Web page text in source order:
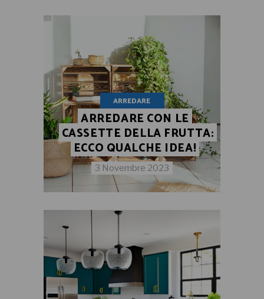
ARREDARE
ARREDARE CON LE
CASSETTE DELLA FRUTTA:
ECCO QUALCHE IDEA!
3 Novembre 2023